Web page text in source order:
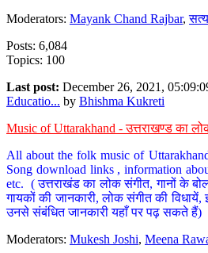
Moderators: Mayank Chand Rajbar,
Posts: 6,084
Topics: 100
Last post: December 26, 2021,
Educatio... by Bhishma Kukreti
Music of Uttarakhand - उत्तराखण्ड का
All about the folk music of
Song download links , information
etc. ( उत्तराखंड का लोक संगीत, गानों के
गायकों की जानकारी, लोक संगीत की
उनसे संबंधित जानकारी यहाँ पर पढ़ सकते हैं)
Moderators: Mukesh Joshi, Meena